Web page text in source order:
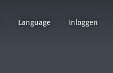
Language Inloggen